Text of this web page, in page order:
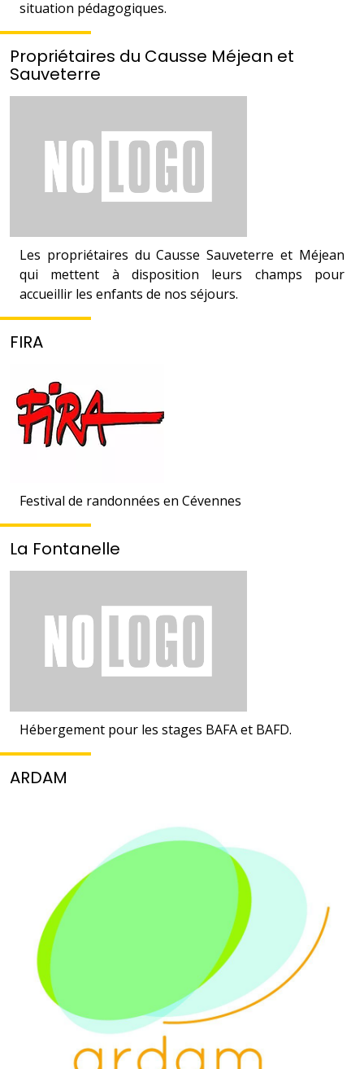
situation pédagogiques.
Propriétaires du Causse Méjean et
Sauveterre
Les propriétaires du Causse Sauveterre et Méjean
qui mettent à disposition leurs champs pour
accueillir les enfants de nos séjours.
FIRA
Festival de randonnées en Cévennes
La Fontanelle
Hébergement pour les stages BAFA et BAFD.
ARDAM